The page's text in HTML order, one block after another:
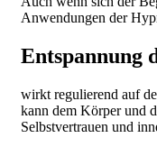
Anwendungen der
Entspannung
wirkt regulierend auf
kann dem Körper und
Selbstvertrauen und